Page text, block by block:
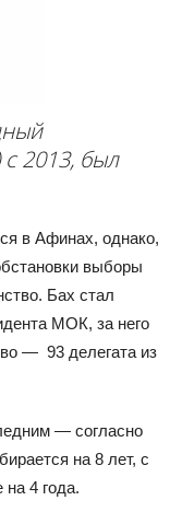
2013, был
в Афинах, однако,
выборы
Бах стал
МОК, за него
— 93 делегата из
— согласно
на 8 лет, с
4 года.